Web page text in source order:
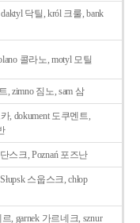
닥틸, król 크룰, bank
콜라노, motyl 모틸
, zimno 짐노, sam 삼
, dokument 도쿠멘트,
스크, Poznań 포즈난
스웁스크, chłop
, garnek 가르네크, sznur